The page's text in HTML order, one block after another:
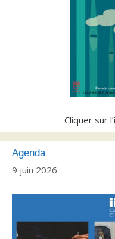
Cliquer sur
Agenda
9 juin 2026